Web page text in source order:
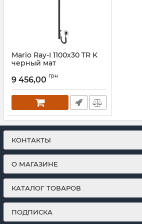
Mario Ray-I 1100х30 TR K
черный мат
9 456,00 грн
КОНТАКТЫ
О МАГАЗИНЕ
КАТАЛОГ ТОВАРОВ
ПОДПИСКА